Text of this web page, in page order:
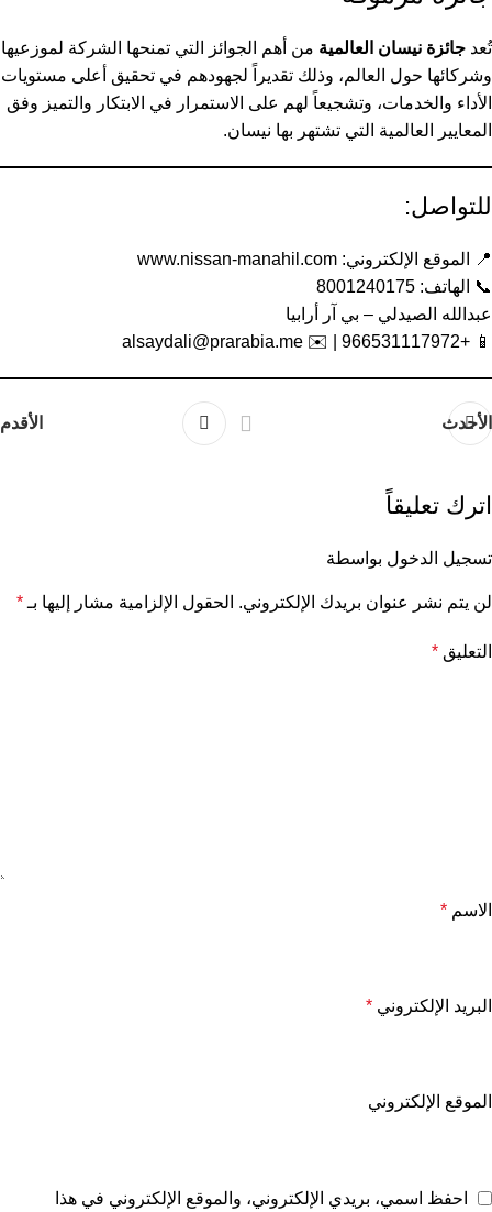
تُعد جائزة نيسان العالمية من أهم الجوائز التي تمنحها الشركة لموزعيها
وشركائها حول العالم، وذلك تقديراً لجهودهم في تحقيق أعلى مستويات
الأداء والخدمات، وتشجيعاً لهم على الاستمرار في الابتكار والتميز وفق
المعايير العالمية التي تشتهر بها نيسان.
للتواصل:
📍 الموقع الإلكتروني: www.nissan-manahil.com
📞 الهاتف: 8001240175
عبدالله الصيدلي – بي آر أرابيا
📱 +966531117972 | ✉️
alsaydali@prarabia.me
الأحدث الأقدم
اترك تعليقاً
تسجيل الدخول بواسطة
لن يتم نشر عنوان بريدك الإلكتروني. الحقول الإلزامية مشار إليها بـ *
التعليق *
الاسم *
البريد الإلكتروني *
الموقع الإلكتروني
احفظ اسمي، بريدي الإلكتروني، والموقع الإلكتروني في هذا